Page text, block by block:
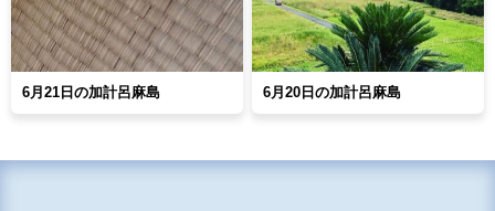
6月21日の加計呂麻島 6月20日の加計呂麻島